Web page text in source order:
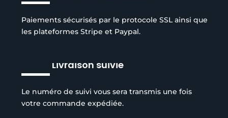
Paiements sécurisés par le protocole SSL ainsi que
les plateformes Stripe et Paypal.
Livraison suivie
Le numéro de suivi vous sera transmis une fois
votre commande expédiée.